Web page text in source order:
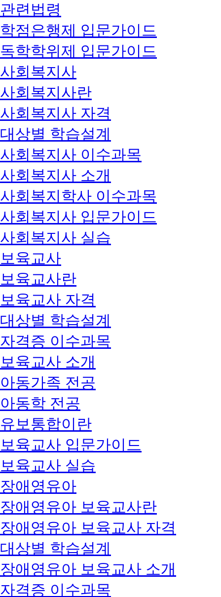
관련법령
학점은행제 입문가이드
독학학위제 입문가이드
사회복지사
사회복지사란
사회복지사 자격
대상별 학습설계
사회복지사 이수과목
사회복지사 소개
사회복지학사 이수과목
사회복지사 입문가이드
사회복지사 실습
보육교사
보육교사란
보육교사 자격
대상별 학습설계
자격증 이수과목
보육교사 소개
아동가족 전공
아동학 전공
유보통합이란
보육교사 입문가이드
보육교사 실습
장애영유아
장애영유아 보육교사란
장애영유아 보육교사 자격
대상별 학습설계
장애영유아 보육교사 소개
자격증 이수과목